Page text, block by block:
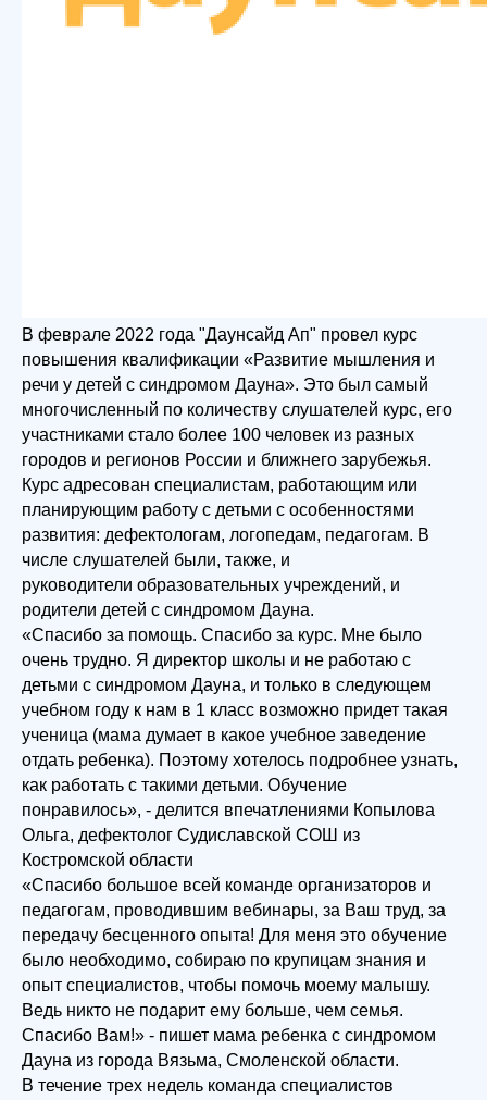
В феврале 2022 года "Даунсайд Ап" провел курс
повышения квалификации «Развитие мышления и
речи у детей с синдромом Дауна». Это был самый
многочисленный по количеству слушателей курс, его
участниками стало более 100 человек из разных
городов и регионов России и ближнего зарубежья.
Курс адресован специалистам, работающим или
планирующим работу с детьми с особенностями
развития: дефектологам, логопедам, педагогам. В
числе слушателей были, также, и
руководители образовательных учреждений, и
родители детей с синдромом Дауна.
«Спасибо за помощь. Спасибо за курс. Мне было
очень трудно. Я директор школы и не работаю с
детьми с синдромом Дауна, и только в следующем
учебном году к нам в 1 класс возможно придет такая
ученица (мама думает в какое учебное заведение
отдать ребенка). Поэтому хотелось подробнее узнать,
как работать с такими детьми. Обучение
понравилось», - делится впечатлениями Копылова
Ольга, дефектолог Судиславской СОШ из
Костромской области
«Спасибо большое всей команде организаторов и
педагогам, проводившим вебинары, за Ваш труд, за
передачу бесценного опыта! Для меня это обучение
было необходимо, собираю по крупицам знания и
опыт специалистов, чтобы помочь моему малышу.
Ведь никто не подарит ему больше, чем семья.
Спасибо Вам!» - пишет мама ребенка с синдромом
Дауна из города Вязьма, Смоленской области.
В течение трех недель команда специалистов